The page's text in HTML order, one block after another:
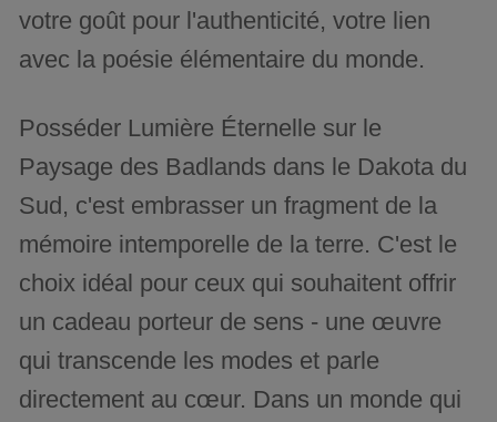
votre goût pour l'authenticité, votre lien
avec la poésie élémentaire du monde.
Posséder Lumière Éternelle sur le
Paysage des Badlands dans le Dakota du
Sud, c'est embrasser un fragment de la
mémoire intemporelle de la terre. C'est le
choix idéal pour ceux qui souhaitent offrir
un cadeau porteur de sens - une œuvre
qui transcende les modes et parle
directement au cœur. Dans un monde qui